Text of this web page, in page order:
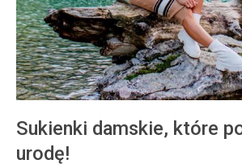
Sukienki damskie, które
urodę!